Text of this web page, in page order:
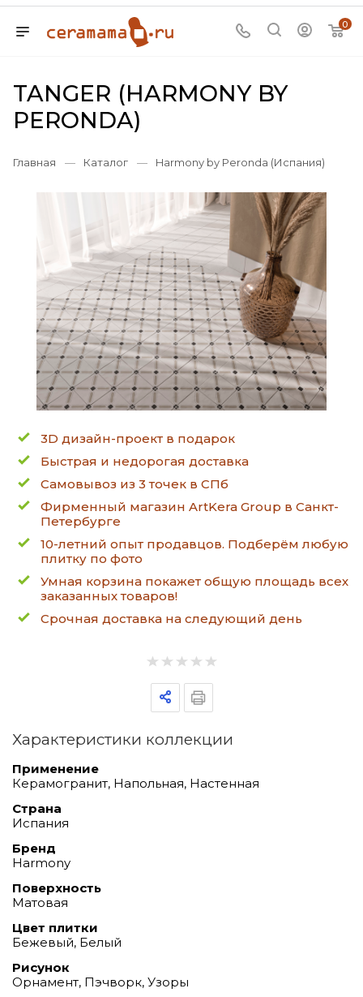
0
TANGER (HARMONY BY
PERONDA)
Главная — Каталог — Harmony by Peronda (Испания)
3D дизайн-проект в подарок
Быстрая и недорогая доставка
Самовывоз из 3 точек в СПб
Фирменный магазин ArtKera Group в Санкт-
Петербурге
10-летний опыт продавцов. Подберём любую
плитку по фото
Умная корзина покажет общую площадь всех
заказанных товаров!
Срочная доставка на следующий день
Характеристики коллекции
Применение
Керамогранит, Напольная, Настенная
Страна
Испания
Бренд
Harmony
Поверхность
Матовая
Цвет плитки
Бежевый, Белый
Рисунок
Орнамент, Пэчворк, Узоры